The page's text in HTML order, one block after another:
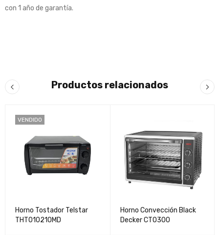
con 1 año de garantía.
Productos relacionados
VENDIDO
Horno Tostador Telstar
THT010210MD
Horno Convección Black
Decker CTO300